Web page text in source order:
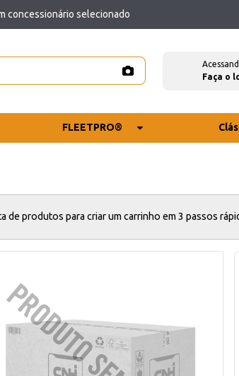
concessionário selecionado
Faça o
FLEETPRO®
de produtos para criar um carrinho em 3 passos